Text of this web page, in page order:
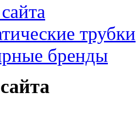
трубки
бренды